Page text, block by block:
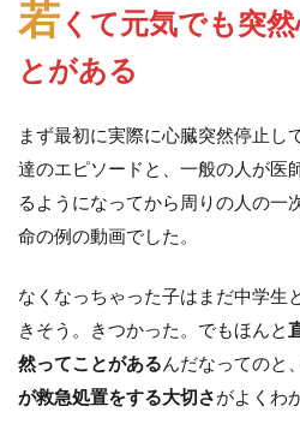
若 くて元気でも突
とがある
まず最初に実際に心臓突然停止し
達のエピソードと、一般の人が医
るようになってから周りの人の一
命の例の動画でした。
なくなっちゃった子はまだ中学生
きそう。きつかった。でもほんと
然ってことがあるんだなってのと、
が救急処置をする大切さがよくわ